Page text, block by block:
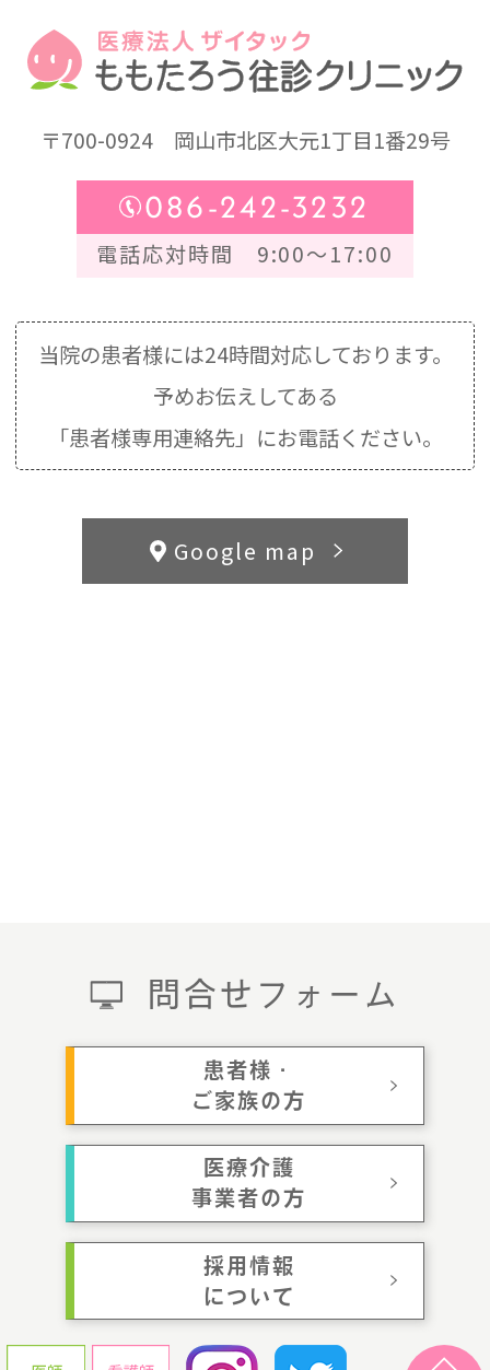
〒700-0924岡山市北区大元1丁目1番29号
086-242-3232
電話応対時間 9:00～17:00
当院の患者様には24時間対応しております。
予めお伝えしてある
「患者様専用連絡先」にお電話ください。
問合せフォーム
患者様・
ご家族の方
医療介護
事業者の方
採用情報
について
Google map